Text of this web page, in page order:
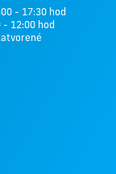
- 17:30 hod
- 12:00 hod